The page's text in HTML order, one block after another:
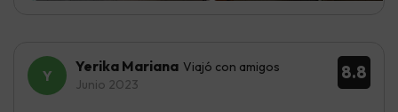
8.8
Yerika Mariana Viajó con amigos
Junio 2023